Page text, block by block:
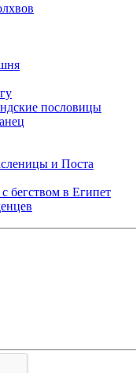
пословицы
и Поста
бегством в Египет